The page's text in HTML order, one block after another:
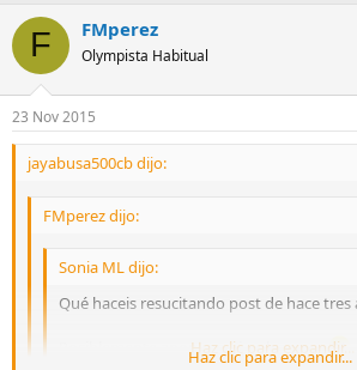
F FMperez
Olympista Habitual
23 Nov 2015
jayabusa500cb dijo:
FMperez dijo:
Sonia ML dijo:
Qué haceis resucitando post de hace tres
Posiblemente anonimo ni os lea ya....
Haz clic para expandir...
Haz clic para expandir...